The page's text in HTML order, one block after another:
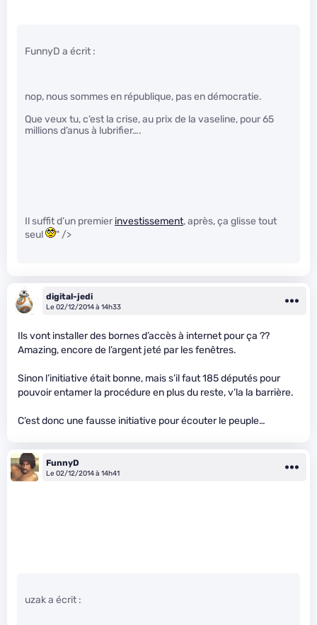
FunnyD a écrit :
nop, nous sommes en république, pas en démocratie.
Que veux tu, c’est la crise, au prix de la vaseline, pour 65
millions d’anus à lubrifier….
Il suffit d’un premier investissement, après, ça glisse tout
seul
" />
digital-jedi
Le 02/12/2014 à 14h33
Ils vont installer des bornes d’accès à internet pour ça ??
Amazing, encore de l’argent jeté par les fenêtres.
Sinon l’initiative était bonne, mais s’il faut 185 députés pour
pouvoir entamer la procédure en plus du reste, v’la la barrière.
C’est donc une fausse initiative pour écouter le peuple…
FunnyD
Le 02/12/2014 à 14h41
uzak a écrit :